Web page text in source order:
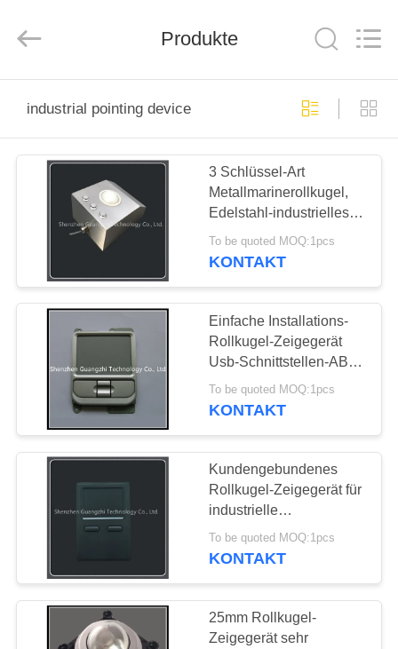
PRODUKTE
FABRIK-
AUSFLUG
QUALITÄTSKONTROLLE
TRETEN
SIE
VERBINDUNG
FORDERN
Rights
Reserved.
ECER
Produkte
industrial pointing device
3 Schlüssel-Art
Metallmarinerollkugel,
Edelstahl-industrielles
Zeigegerät
To be quoted MOQ:1pcs
KONTAKT
Einfache Installations-
Rollkugel-Zeigegerät
Usb-Schnittstellen-ABS-
Rohstoff
To be quoted MOQ:1pcs
KONTAKT
Kundengebundenes
Rollkugel-Zeigegerät für
industrielle
Selbstservice-
Ausrüstung
To be quoted MOQ:1pcs
KONTAKT
25mm Rollkugel-
Zeigegerät sehr